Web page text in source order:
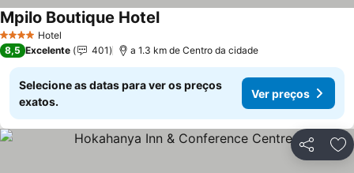
4 EstrelasHotel
Mpilo Boutique Hotel
8,5 Excelente 401 a 1.3 km de Centro da cidade
Selecione as datas para ver os preços
exatos.
Ver preços
Partilhar